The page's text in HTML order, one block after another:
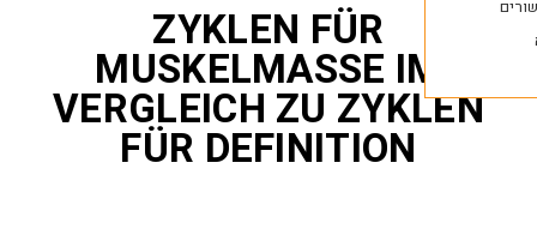
ZYKLEN FÜR
MUSKELMASSE
VERGLEICH ZU
FÜR DEFINITION